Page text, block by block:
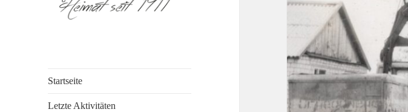
Startseite
Letzte Aktivitäten